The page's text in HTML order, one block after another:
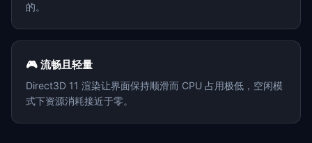
的。
🎮 流畅且轻量
Direct3D 11 渲染让界面保持顺滑而 CPU 占用极低，空闲模
式下资源消耗接近于零。